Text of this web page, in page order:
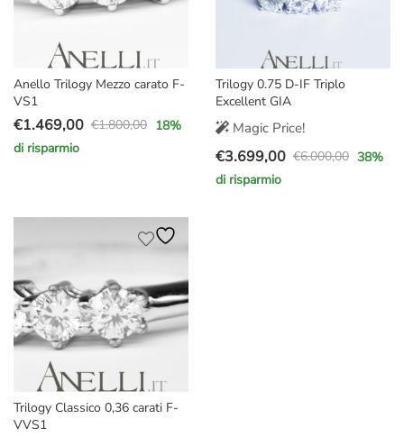
Anello Trilogy Mezzo carato F-
VS1
€1.800,00
Il
prezzo
€1.469,00
Il
prezzo
18%
di risparmio
Trilogy 0.75 D-IF Triplo
Excellent GIA
Magic Price!
€6.000,00
Il
prezzo
€3.699,00
Il
prezzo
38%
di risparmio
Trilogy Classico 0,36 carati F-
VVS1